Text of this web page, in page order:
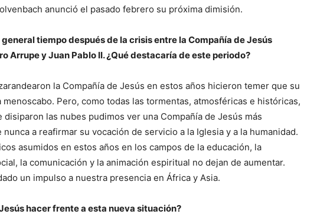
anunció el pasado febrero su próxima dimisión.
tiempo después de la crisis entre la Compañía de Jesús
Arrupe y Juan Pablo II. ¿Qué destacaría de este periodo?
la Compañía de Jesús en estos años hicieron temer que su
Pero, como todas las tormentas, atmosféricas e históricas,
las nubes pudimos ver una Compañía de Jesús más
a reafirmar su vocación de servicio a la Iglesia y a la humanidad.
asumidos en estos años en los campos de la educación, la
la comunicación y la animación espiritual no dejan de aumentar.
un impulso a nuestra presencia en África y Asia.
hacer frente a esta nueva situación?